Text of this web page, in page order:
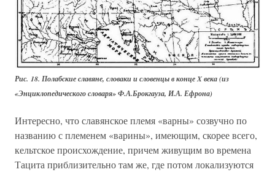
Рис. 18. Полабские славяне, словаки и словенцы в конце X века (из
«Энциклопедического словаря» Ф.А.Брокгауза, И.А. Ефрона)
Интересно, что славянское племя «варны» созвучно по
названию с племенем «варины», имеющим, скорее всего,
кельтское происхождение, причем живущим во времена
Тацита приблизительно там же, где потом локализуются